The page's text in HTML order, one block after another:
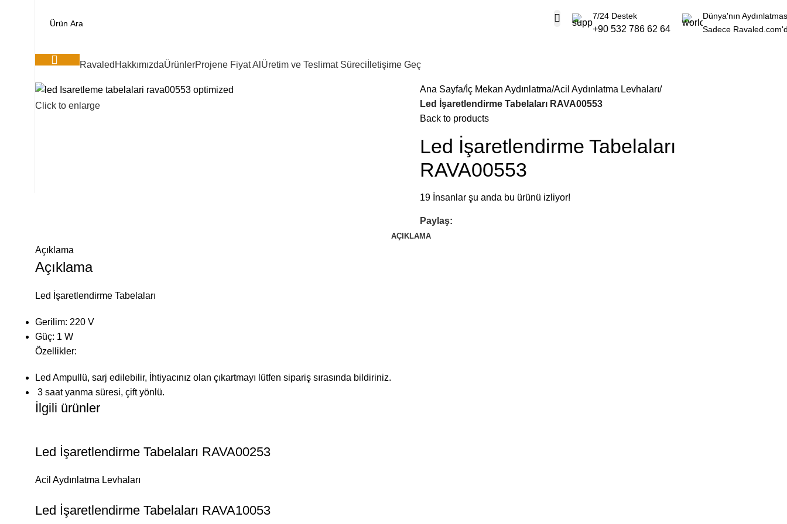
7/24 Destek
+90 532 786 62 64
Dünya'nın
Sadece
Ravaled HakkımızdaÜrünlerProjene Fiyat Al Üretim ve Teslimat Süreci İletişime Geç
Click to enlarge
Ana Sayfa İç Mekan Aydınlatma Acil Aydınlatma Levhaları
Led İşaretlendirme Tabelaları RAVA00553
Back to products
Led İşaretlendirme Tabelaları
RAVA00553
19 İnsanlar şu anda bu ürünü izliyor!
Paylaş:
AÇIKLAMA
Açıklama
Açıklama
Led İşaretlendirme Tabelaları
Gerilim: 220 V
Güç: 1 W
Özellikler:
Led Ampullü, sarj edilebilir, İhtiyacınız olan çıkartmayı lütfen sipariş sırasında bildiriniz.
3 saat yanma süresi, çift yönlü.
İlgili ürünler
Led İşaretlendirme Tabelaları RAVA00253
Acil Aydınlatma Levhaları
Led İşaretlendirme Tabelaları RAVA10053